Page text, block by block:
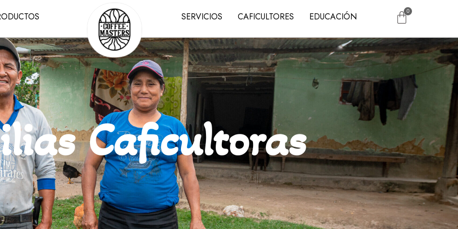
SERVICIOS CAFICULTORES EDUCACIÓN
Caficultoras